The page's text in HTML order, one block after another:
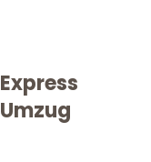
Express
Umzug